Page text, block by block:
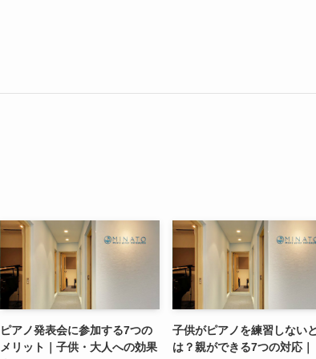
ピアノ発表会に参加する7つの
メリット｜子供・大人への効果
子供がピアノを練習しない
は？親ができる7つの対応｜